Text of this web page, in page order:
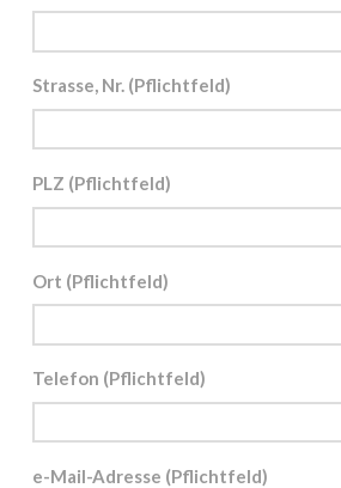
Strasse, Nr. (Pflichtfeld)
PLZ (Pflichtfeld)
Ort (Pflichtfeld)
Telefon (Pflichtfeld)
e-Mail-Adresse (Pflichtfeld)